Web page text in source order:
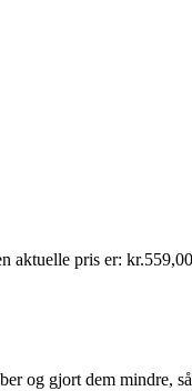
aktuelle pris er:
og gjort dem mindre,